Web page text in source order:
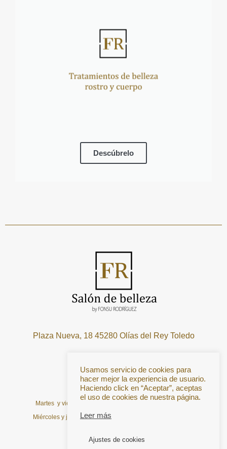
Descúbrelo
Plaza Nueva, 18 45280 Olías del Rey Toledo
Horarios
Lunes cerrado
Martes y viernes de: 10:00 a 14:00 y de 15:00 a 19:00 H.
Miércoles y jueves de: 10:00 a 14:00 y de 16:30 a 20:00 H.
Usamos servicio de cookies para
hacer mejor la experiencia de usuario.
Haciendo click en “Aceptar”, aceptas
el uso de cookies de nuestra página.
Leer más
Ajustes de cookies